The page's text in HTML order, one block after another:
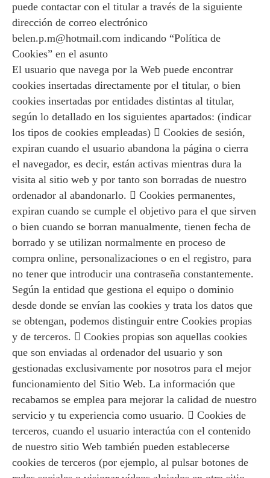
puede contactar con el titular a través de la siguiente
dirección de correo electrónico
belen.p.m@hotmail.com indicando “Política de
Cookies” en el asunto
El usuario que navega por la Web puede encontrar
cookies insertadas directamente por el titular, o bien
cookies insertadas por entidades distintas al titular,
según lo detallado en los siguientes apartados: (indicar
los tipos de cookies empleadas)  Cookies de sesión,
expiran cuando el usuario abandona la página o cierra
el navegador, es decir, están activas mientras dura la
visita al sitio web y por tanto son borradas de nuestro
ordenador al abandonarlo.  Cookies permanentes,
expiran cuando se cumple el objetivo para el que sirven
o bien cuando se borran manualmente, tienen fecha de
borrado y se utilizan normalmente en proceso de
compra online, personalizaciones o en el registro, para
no tener que introducir una contraseña constantemente.
Según la entidad que gestiona el equipo o dominio
desde donde se envían las cookies y trata los datos que
se obtengan, podemos distinguir entre Cookies propias
y de terceros.  Cookies propias son aquellas cookies
que son enviadas al ordenador del usuario y son
gestionadas exclusivamente por nosotros para el mejor
funcionamiento del Sitio Web. La información que
recabamos se emplea para mejorar la calidad de nuestro
servicio y tu experiencia como usuario.  Cookies de
terceros, cuando el usuario interactúa con el contenido
de nuestro sitio Web también pueden establecerse
cookies de terceros (por ejemplo, al pulsar botones de